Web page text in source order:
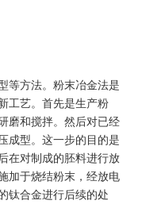
等方法。粉末冶金法是
工艺。首先是生产粉
磨和搅拌。然后对已经
成型。这一步的目的是
在对制成的胚料进行放
加于烧结粉末，经放电
钛合金进行后续的处